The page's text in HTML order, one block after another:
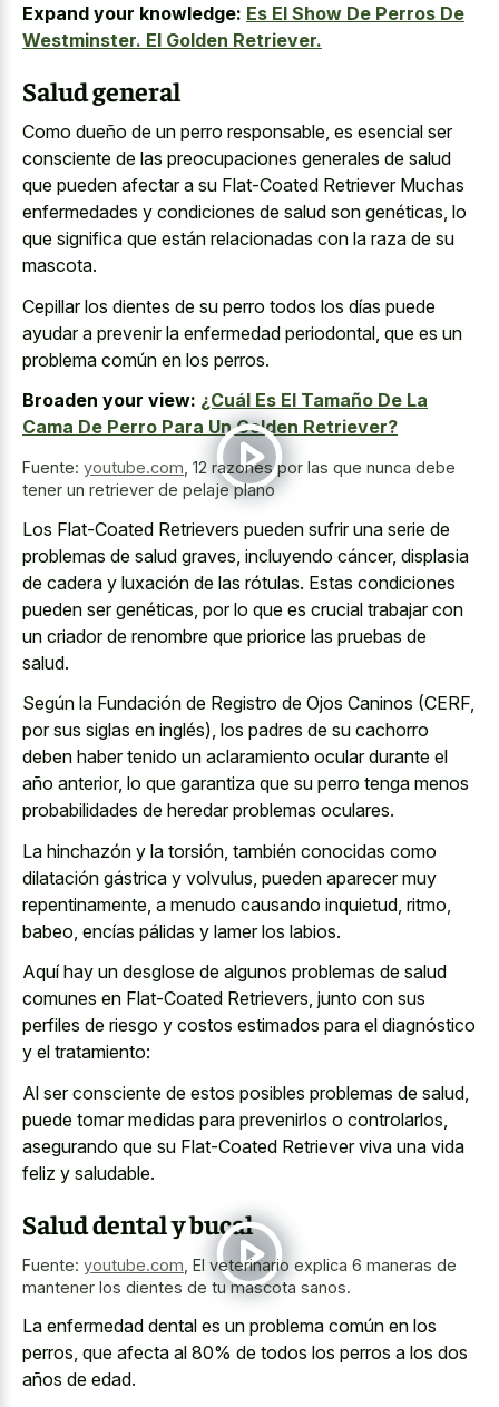
Expand your knowledge: Es El Show De Perros De
Westminster. El Golden Retriever.
Salud general
Como dueño de un perro responsable, es esencial ser
consciente de las preocupaciones generales de salud
que pueden afectar a su Flat-Coated Retriever Muchas
enfermedades y condiciones de salud son genéticas, lo
que significa que están relacionadas con la raza de su
mascota.
Cepillar los dientes de su perro todos los días puede
ayudar a prevenir la enfermedad periodontal, que es un
problema común en los perros.
Broaden your view: ¿Cuál Es El Tamaño De La
Cama De Perro Para Un Golden Retriever?
Fuente: youtube.com 12 razones por las que nunca debe
tener un retriever de pelaje plano
Los Flat-Coated Retrievers pueden sufrir una serie de
problemas de salud graves, incluyendo cáncer, displasia
de cadera y luxación de las rótulas. Estas condiciones
pueden ser genéticas, por lo que es crucial trabajar con
un criador de renombre que priorice las pruebas de
salud.
Según la Fundación de Registro de Ojos Caninos (CERF,
por sus siglas en inglés), los padres de su cachorro
deben haber tenido un aclaramiento ocular durante el
año anterior, lo que garantiza que su perro tenga menos
probabilidades de heredar problemas oculares.
La hinchazón y la torsión, también conocidas como
dilatación gástrica y volvulus, pueden aparecer muy
repentinamente, a menudo causando inquietud, ritmo,
babeo, encías pálidas y lamer los labios.
Aquí hay un desglose de algunos problemas de salud
comunes en Flat-Coated Retrievers, junto con sus
perfiles de riesgo y costos estimados para el diagnóstico
y el tratamiento:
Al ser consciente de estos posibles problemas de salud,
puede tomar medidas para prevenirlos o controlarlos,
asegurando que su Flat-Coated Retriever viva una vida
feliz y saludable.
Salud dental y bucal
Fuente: youtube.com El veterinario explica 6 maneras de
mantener los dientes de tu mascota sanos.
La enfermedad dental es un problema común en los
perros, que afecta al 80% de todos los perros a los dos
años de edad.